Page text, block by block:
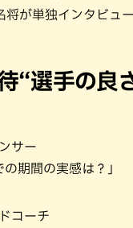
が単独インタビュー
“選手の良
サー
期間の実感は？」
コーチ